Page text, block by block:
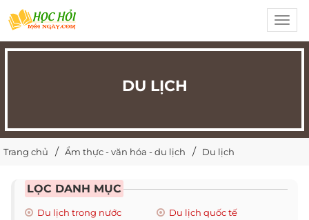
DU LỊCH
Trang chủ Ẩm thực - văn hóa - du lịch Du lịch
LỌC DANH MỤC
Du lịch trong nước Du lịch quốc tế